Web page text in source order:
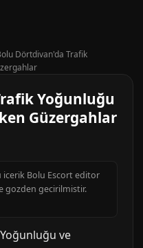
Dörtdivan'da Trafik
Yoğunluğu
Güzergahlar
icerik Bolu Escort editor
gozden gecirilmistir.